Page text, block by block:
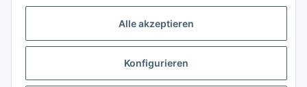
Alle akzeptieren
Konfigurieren